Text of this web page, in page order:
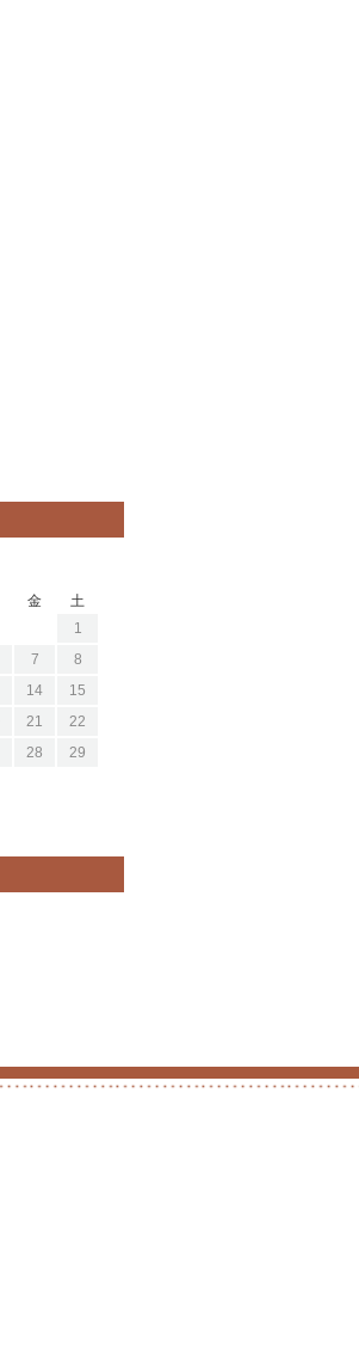
金
土
1
7
8
14
15
21
22
28
29